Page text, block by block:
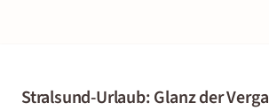
Stralsund-Urlaub: Glanz der